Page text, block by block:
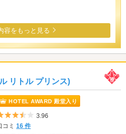
容をもっと見る
リトル プリンス)
HOTEL AWARD 殿堂入り
5つ星のうち3.5
3.96
コミ16 件